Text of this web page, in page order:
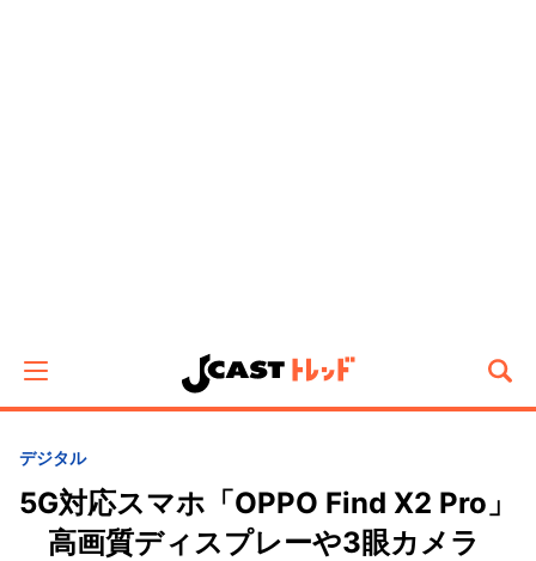
デジタル
5G対応スマホ「OPPO Find X2 Pro」
高画質ディスプレーや3眼カメラ